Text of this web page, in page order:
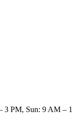
3 PM, Sun: 9 AM – 1